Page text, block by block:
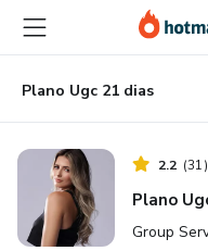
para
conteúdo
principal
para
pagamento
para
rodapé
Plano Ugc 21 dias
2.2 (31)
Plano
Group